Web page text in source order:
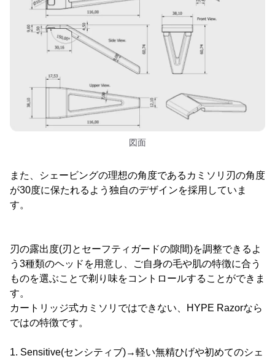
図面
また、シェービングの理想の角度であるカミソリ刃の角度
が30度に保たれるよう独自のデザインを採用していま
す。
刃の露出度(刃とセーフティガードの隙間)を調整できるよ
う3種類のヘッドを用意し、ご自身の毛や肌の特徴に合う
ものを選ぶことで剃り味をコントロールすることができま
す。
カートリッジ式カミソリではできない、HYPE Razorなら
ではの特徴です。
1. Sensitive(センシティブ)→軽い無精ひげや初めてのシェ